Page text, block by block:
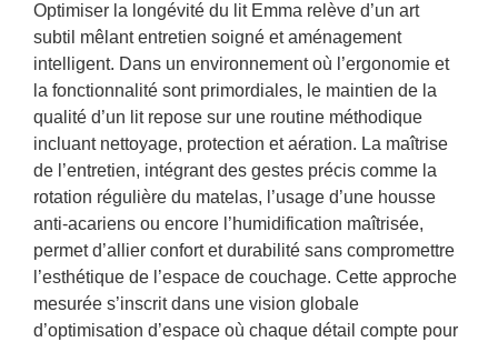
Optimiser la longévité du lit Emma relève d’un art
subtil mêlant entretien soigné et aménagement
intelligent. Dans un environnement où l’ergonomie et
la fonctionnalité sont primordiales, le maintien de la
qualité d’un lit repose sur une routine méthodique
incluant nettoyage, protection et aération. La maîtrise
de l’entretien, intégrant des gestes précis comme la
rotation régulière du matelas, l’usage d’une housse
anti-acariens ou encore l’humidification maîtrisée,
permet d’allier confort et durabilité sans compromettre
l’esthétique de l’espace de couchage. Cette approche
mesurée s’inscrit dans une vision globale
d’optimisation d’espace où chaque détail compte pour